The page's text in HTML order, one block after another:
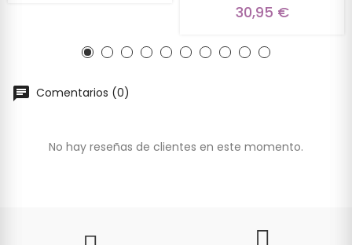
30,95 €
Comentarios (0)
No hay reseñas de clientes en este momento.